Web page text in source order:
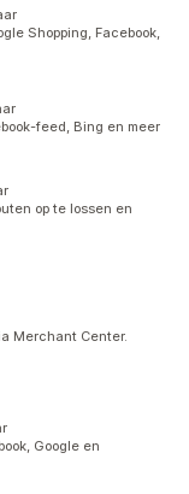
Shopping, Facebook,
feed, Bing en meer
op te lossen en
Merchant Center.
Google en